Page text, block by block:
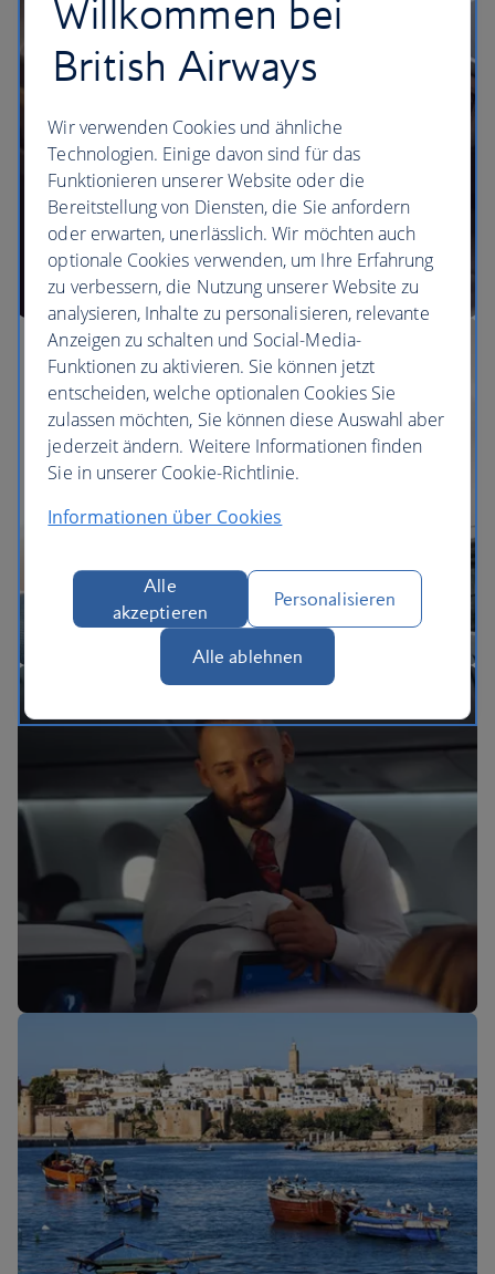
Unsere Lounges
BA Better World
Unsere Reiseklassen
Willkommen bei
British Airways
Wir verwenden Cookies und ähnliche
Technologien. Einige davon sind für das
Funktionieren unserer Website oder die
Bereitstellung von Diensten, die Sie anfordern
oder erwarten, unerlässlich. Wir möchten auch
optionale Cookies verwenden, um Ihre Erfahrung
zu verbessern, die Nutzung unserer Website zu
analysieren, Inhalte zu personalisieren, relevante
Anzeigen zu schalten und Social-Media-
Funktionen zu aktivieren. Sie können jetzt
entscheiden, welche optionalen Cookies Sie
zulassen möchten, Sie können diese Auswahl aber
jederzeit ändern. Weitere Informationen finden
Sie in unserer Cookie-Richtlinie.
Informationen über Cookies
Alle
akzeptieren
Personalisieren
Alle ablehnen